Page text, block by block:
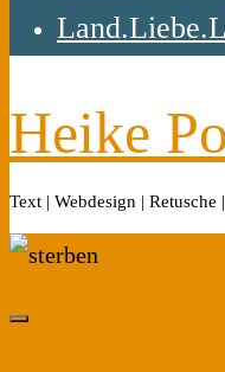
Heike
Text | Webdesign |